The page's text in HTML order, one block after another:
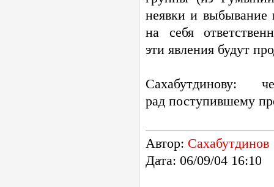
неявки и выбывание
на себя
эти явления будут
Сахабутдинову:
рад поступившему
Автор: Сахабутдинов
Дата: 06/09/04 16:10